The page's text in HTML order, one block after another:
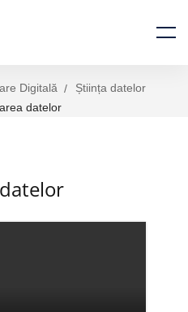
Digitală
Știința datelor
datelor